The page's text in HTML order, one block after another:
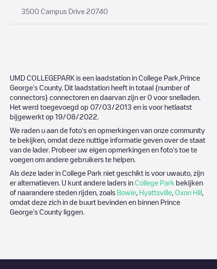
3500 Campus Drive 20740
UMD COLLEGEPARK is een laadstation in College Park Prince
George's County. Dit laadstation heeft in totaal {number of
connectors} connectoren en daarvan zijn er 0 voor snelladen.
Het werd toegevoegd op 07/03/2013 en is voor hetlaatst
bijgewerkt op 19/08/2022
We raden u aan de foto's en opmerkingen van onze community
te bekijken, omdat deze nuttige informatie geven over de staat
van de lader. Probeer uw eigen opmerkingen en foto's toe te
voegen om andere gebruikers te helpen.
Als deze lader in College Park niet geschikt is voor uwauto, zijn
er alternatieven. U kunt andere laders in College Park bekijken
of naarandere steden rijden, zoals Bowie Hyattsville Oxon Hill
omdat deze zich in de buurt bevinden en binnen Prince
George's County liggen.